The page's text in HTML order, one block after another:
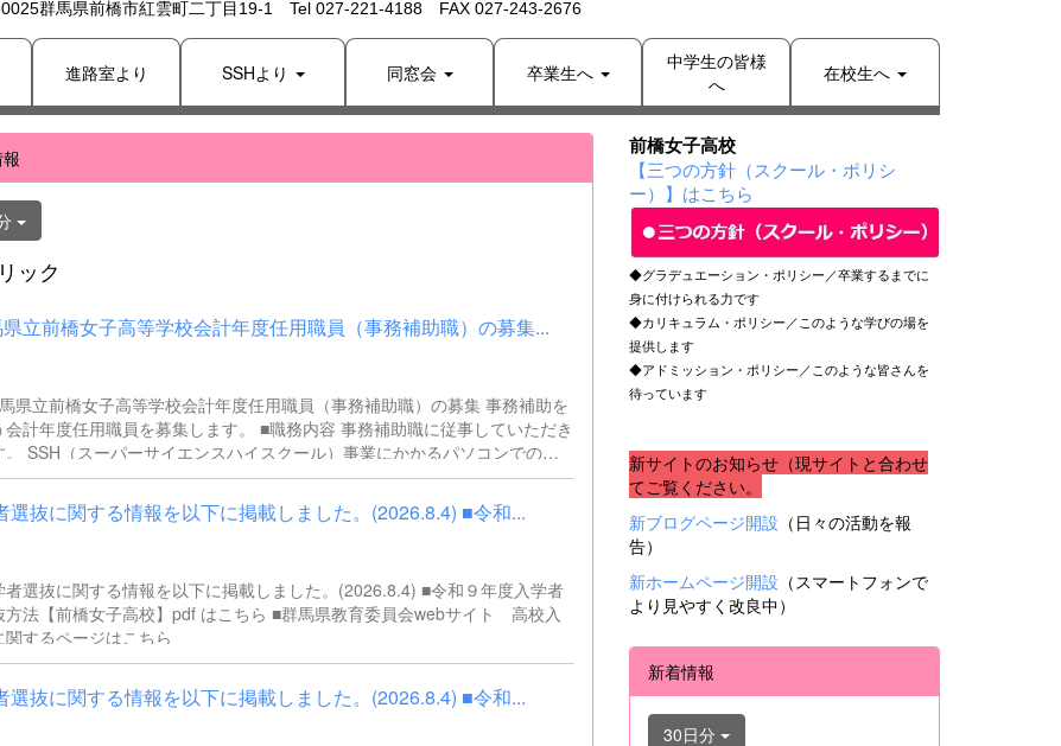
群馬県前橋市紅雲町二丁目19-1 Tel 027-221-4188 FAX 027-243-2676
進路室より SSHより 同窓会 卒業生へ
中学生の皆様
へ
在校生へ
ック
立前橋女子高等学校会計年度任用職員（事務補助職）の募集...
県立前橋女子高等学校会計年度任用職員（事務補助職）の募集 事務補助を
度任用職員を募集します。 ■職務内容 事務補助職に従事していただき
かるパソコンでの文
資料作成、データ入力・整理事務、電話対応、書類の整理、その他事務補助
以下の条件を満たしている方 基本的なパソ
（Word、Excelなど）ができる方 なお、以下に該当する方は、応募でき
了承ください。 （1）地方公務員法第16条に該当する者（以下のい
けることがなくなるまでの者 ・群馬県職員として懲戒免職の処分を受
処分の日から2年を経過しない者 ・人事委員会又は公平委員会の委員の
あって、地方公務員法第60条から第63条までに規定する罪を犯し、刑に処
その下に成立した政府を暴力で破壊することを主
政党その他の団体を結成し、又はこれに加入した者 （2）平成11年改正前
法の規定による準禁治産の宣告を受けている者（心...
選抜に関する情報を以下に掲載しました。(2026.8.4) ■令和...
者選抜に関する情報を以下に掲載しました。(2026.8.4) ■令和９年度入学者
方法【前橋女子高校】pdf はこちら ■群馬県教育委員会webサイト 高校入
関するページはこちら
選抜に関する情報を以下に掲載しました。(2026.8.4) ■令和...
前橋女子高校
【三つの方針（スクール・ポリシ
ー）】はこちら
◆グラデュエーション・ポリシー／卒業するまでに
身に付けられる力です
◆カリキュラム・ポリシー／このような学びの場を
提供します
◆アドミッション・ポリシー／このような皆さんを
待っています
新サイトのお知らせ（現サイトと合わせ
てご覧ください。
新ブログページ開設 （日々の活動を報
告）
新ホームページ開設 （スマートフォンで
より見やすく改良中）
新着情報
30日分